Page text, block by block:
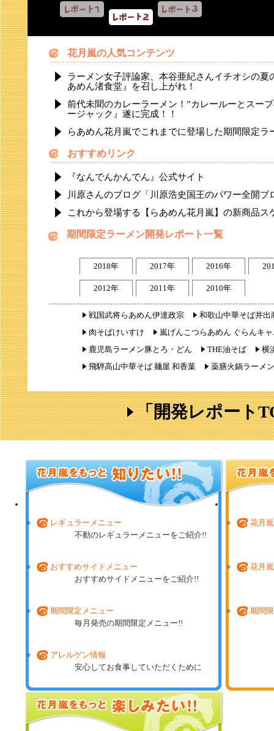
花月嵐の人気コンテンツ
ラーメン女子評論家、本谷亜紀さんイチオシの
あめん渚食堂』を召し上がれ！
前代未聞のカレーラーメン！”カレールーとスー
ージャック』遂に完成！！
らあめん花月嵐でこれまでに登場した期間限定ラ
おすすめリンク
『なんでんかんでん』公式サイト
川原さんのブログ「川原浩史国王のパワー全開ブ
これから登場する【らあめん花月嵐】の新商品ス
期間限定ラーメン開発レポート一覧
2018年 2017年 2016年
2012年 2011年 2010年
戦国武将らあめん伊達政宗
和歌山中華そば井出
肉そばけいすけ
嵐げんこつらあめん ぐらんキ
鹿児島ラーメン豚とろ・どん
THE油そば
横
飛騨高山中華そば 麺屋 和香葉
薬膳火鍋ラーメ
「開発レポート
レギュラーメニュー
不動のレギュラーメニューをご紹介!!
おすすめサイドメニュー
おすすめサイドメニューをご紹介!!
期間限定メニュー
毎月発売の期間限定メニュー!!
アレルゲン情報
安心してお食事していただくために
花月嵐ミュージアム
これまでに登場した期間限定商品の数々!!
花月
花月
期間